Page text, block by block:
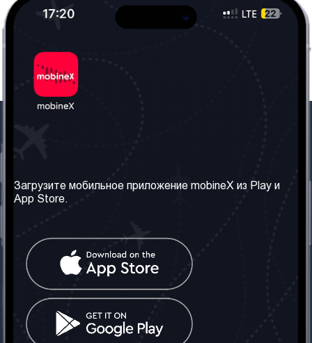
Наши сервисы
Правила и Условия
Часто задаваемые
вопросы
Контакт
Грузия: Тбилиси
Телефон: +442030340050
Социальные сети
Загрузите мобильное приложение mobineX из Play и
App Store.